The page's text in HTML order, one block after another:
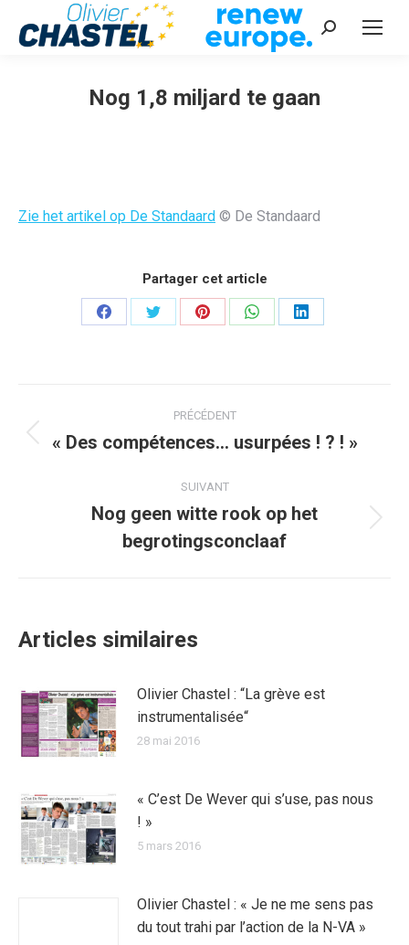
Recherche
Nog 1,8 miljard te gaan
Zie het artikel op De Standaard © De Standaard
Partager cet article
PartagerPartagerPartagerPartagerPartager
article
PRÉCÉDENT
Article
:
« Des compétences… usurpées ! ? ! »
SUIVANT
suivant
Nog geen witte rook op het
begrotingsconclaaf
Articles similaires
Olivier Chastel : “La grève est
instrumentalisée“
28 mai 2016
« C’est De Wever qui s’use, pas nous
! »
5 mars 2016
Olivier Chastel : « Je ne me sens pas
du tout trahi par l’action de la N-VA »